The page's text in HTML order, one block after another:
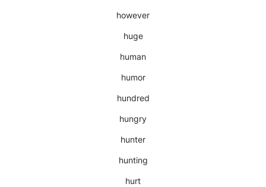
however
huge
human
humor
hundred
hungry
hunter
hunting
hurt